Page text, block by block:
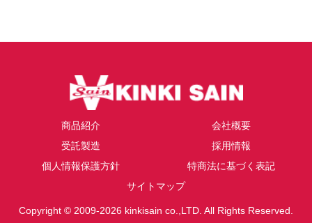
商品紹介
会社概要
受託製造
採用情報
個人情報保護方針
特商法に基づく表記
サイトマップ
Copyright © 2009-2026 kinkisain co.,LTD. All Rights Reserved.